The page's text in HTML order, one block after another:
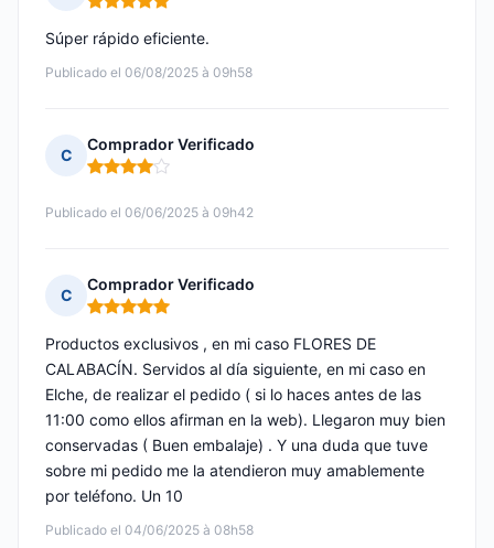
Nota: 5 de 5
Publicado el 06/08/2025 à 09h58
Súper rápido eficiente.
C
Comprador Verificado
Nota: 4 de 5
Publicado el 06/06/2025 à 09h42
C
Comprador Verificado
Nota: 5 de 5
Publicado el 04/06/2025 à 08h58
Productos exclusivos , en mi caso FLORES DE
CALABACÍN. Servidos al día siguiente, en mi caso en
Elche, de realizar el pedido ( si lo haces antes de las
11:00 como ellos afirman en la web). Llegaron muy bien
conservadas ( Buen embalaje) . Y una duda que tuve
sobre mi pedido me la atendieron muy amablemente
por teléfono. Un 10